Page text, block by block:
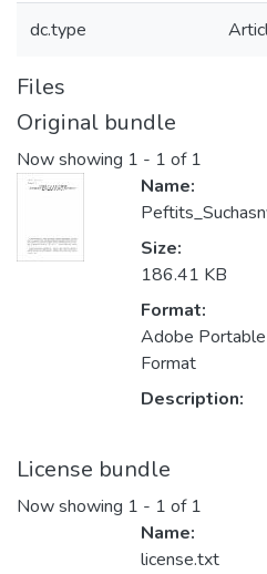
dc.type
Files
Original bundle
Now showing 1 - 1 of 1
Name:
Size:
186.41 KB
Format:
Adobe
Format
Description:
License bundle
Now showing 1 - 1 of 1
Name:
license.txt